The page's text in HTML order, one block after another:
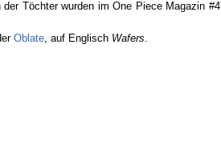
der Töchter wurden im One Piece Magazin #4
Oblate, auf Englisch Wafers